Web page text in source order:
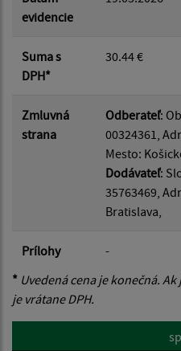
evidencie
Suma s
DPH*
30.44 €
Zmluvná
strana
Odberateľ:
00324361,
Mesto:
Dodávateľ:
35763469,
Bratislava,
Prílohy
-
* Uvedená cena je konečná.
je vrátane DPH.